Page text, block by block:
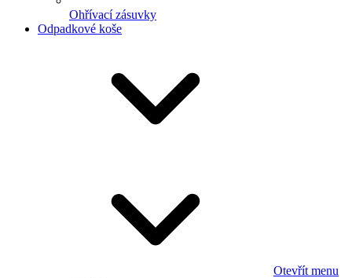
Ohřívací zásuvky
Odpadkové koše
Otevřít menu